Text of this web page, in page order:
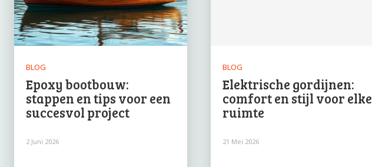
BLOG
Epoxy bootbouw:
stappen en tips voor een
succesvol project
2 Juni 2026
BLOG
Elektrische gordijnen:
comfort en stijl voor elke
ruimte
21 Mei 2026